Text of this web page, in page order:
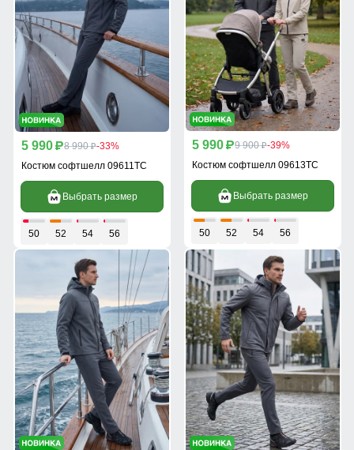
5 990 p8 990 p-33%
Костюм софтшелл 09611TC
Выбрать размер
50 52 54 56
5 990 p9 900 p-39%
Костюм софтшелл 09613TC
Выбрать размер
50 52 54 56